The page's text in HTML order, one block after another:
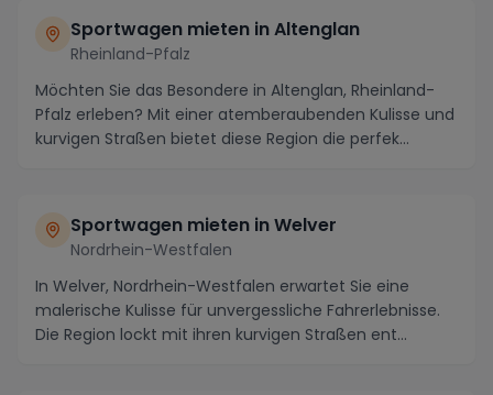
Sportwagen mieten in Altenglan
Rheinland-Pfalz
Möchten Sie das Besondere in Altenglan, Rheinland-
Pfalz erleben? Mit einer atemberaubenden Kulisse und
kurvigen Straßen bietet diese Region die perfek...
Sportwagen mieten in Welver
Nordrhein-Westfalen
In Welver, Nordrhein-Westfalen erwartet Sie eine
malerische Kulisse für unvergessliche Fahrerlebnisse.
Die Region lockt mit ihren kurvigen Straßen ent...